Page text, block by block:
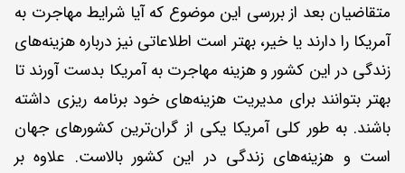
متقاضیان بعد از بررسی این موضوع که آیا شرایط مهاجرت به
آمریکا را دارند یا خیر، بهتر است اطلاعاتی نیز درباره هزینه‌های
زندگی در این کشور و هزینه مهاجرت به آمریکا بدست آورند تا
بهتر بتوانند برای مدیریت هزینه‌های خود برنامه ریزی داشته
باشند. به طور کلی آمریکا یکی از گران‌ترین کشورهای جهان
است و هزینه‌های زندگی در این کشور بالاست. علاوه بر